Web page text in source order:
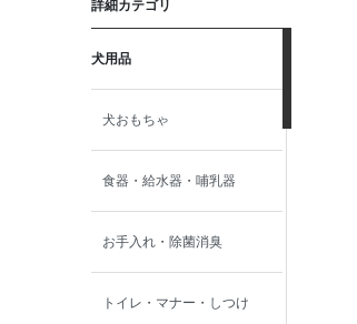
詳細カテゴリ
犬用品
犬おもちゃ
食器・給水器・哺乳器
お手入れ・除菌消臭
トイレ・マナー・しつけ